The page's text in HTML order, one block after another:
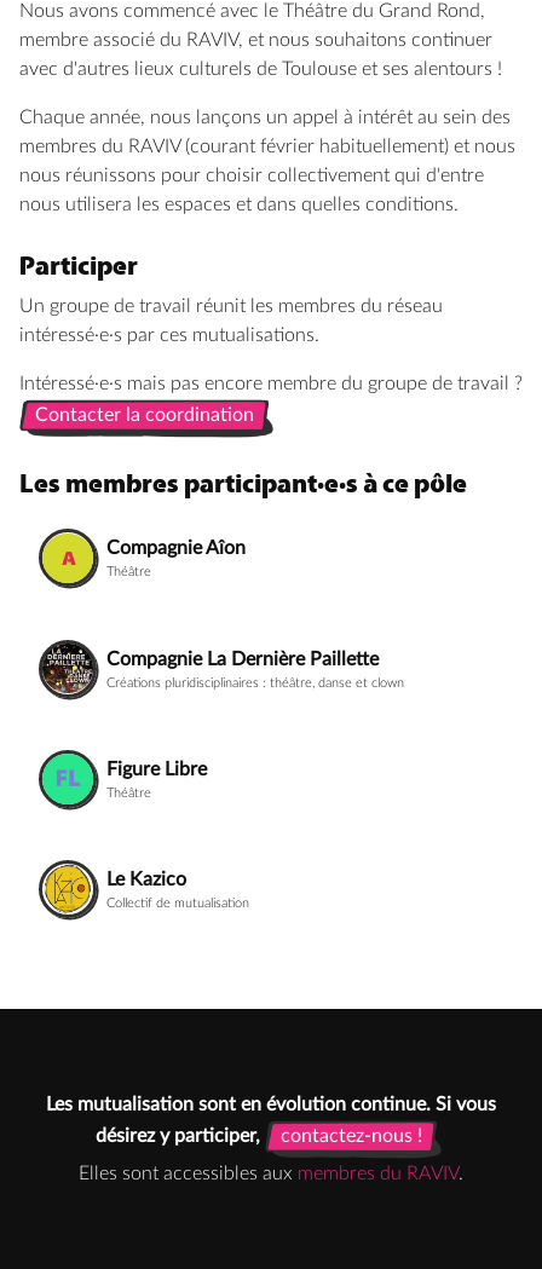
Nous avons commencé avec le Théâtre du Grand Rond,
membre associé du RAVIV, et nous souhaitons continuer
avec d'autres lieux culturels de Toulouse et ses alentours !
Chaque année, nous lançons un appel à intérêt au sein des
membres du RAVIV (courant février habituellement) et nous
nous réunissons pour choisir collectivement qui d'entre
nous utilisera les espaces et dans quelles conditions.
Participer
Un groupe de travail réunit les membres du réseau
intéressé·e·s par ces mutualisations.
Intéressé·e·s mais pas encore membre du groupe de travail ?
Contacter la coordination
Contacter la coordination
Les membres participant·e·s à ce pôle
Compagnie Aîon
Théâtre
Compagnie La Dernière Paillette
Créations pluridisciplinaires : théâtre, danse et clown
Figure Libre
Théâtre
Le Kazico
Collectif de mutualisation
Les mutualisation sont en évolution continue. Si vous
désirez y participer,
contactez-nous !
contactez-nous !
Elles sont accessibles aux membres du RAVIV.